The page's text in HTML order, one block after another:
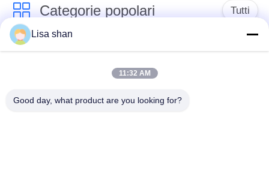
Categorie popolari Tutti
Briciole di pane
briciole di pane
giapponesi
Briciole di pane di
Lisa shan
11:32 AM
Good day, what product are you looking for?